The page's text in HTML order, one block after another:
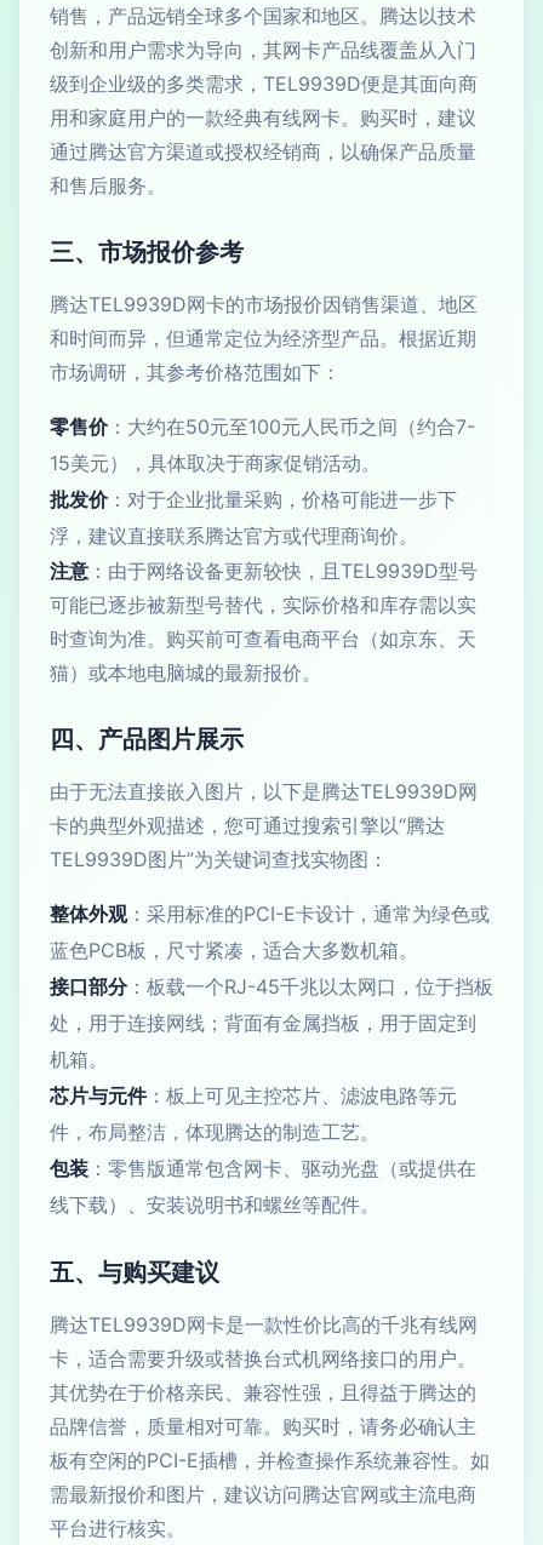
销售，产品远销全球多个国家和地区。腾达以技术
创新和用户需求为导向，其网卡产品线覆盖从入门
级到企业级的多类需求，TEL9939D便是其面向商
用和家庭用户的一款经典有线网卡。购买时，建议
通过腾达官方渠道或授权经销商，以确保产品质量
和售后服务。
三、市场报价参考
腾达TEL9939D网卡的市场报价因销售渠道、地区
和时间而异，但通常定位为经济型产品。根据近期
市场调研，其参考价格范围如下：
零售价：大约在50元至100元人民币之间（约合7-
15美元），具体取决于商家促销活动。
批发价：对于企业批量采购，价格可能进一步下
浮，建议直接联系腾达官方或代理商询价。
注意 ：由于网络设备更新较快，且TEL9939D型号
可能已逐步被新型号替代，实际价格和库存需以实
时查询为准。购买前可查看电商平台（如京东、天
猫）或本地电脑城的最新报价。
四、产品图片展示
由于无法直接嵌入图片，以下是腾达TEL9939D网
卡的典型外观描述，您可通过搜索引擎以“腾达
TEL9939D图片”为关键词查找实物图：
整体外观：采用标准的PCI-E卡设计，通常为绿色或
蓝色PCB板，尺寸紧凑，适合大多数机箱。
接口部分：板载一个RJ-45千兆以太网口，位于挡板
处，用于连接网线；背面有金属挡板，用于固定到
机箱。
芯片与元件：板上可见主控芯片、滤波电路等元
件，布局整洁，体现腾达的制造工艺。
包装 ：零售版通常包含网卡、驱动光盘（或提供在
线下载）、安装说明书和螺丝等配件。
五、与购买建议
腾达TEL9939D网卡是一款性价比高的千兆有线网
卡，适合需要升级或替换台式机网络接口的用户。
其优势在于价格亲民、兼容性强，且得益于腾达的
品牌信誉，质量相对可靠。购买时，请务必确认主
板有空闲的PCI-E插槽，并检查操作系统兼容性。如
需最新报价和图片，建议访问腾达官网或主流电商
平台进行核实。